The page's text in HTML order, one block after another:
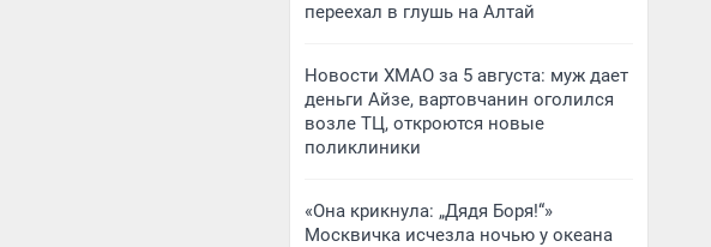
переехал в глушь на Алтай
Новости ХМАО за 5 августа: муж дает
деньги Айзе, вартовчанин оголился
возле ТЦ, откроются новые
поликлиники
«Она крикнула: „Дядя Боря!“»
Москвичка исчезла ночью у океана